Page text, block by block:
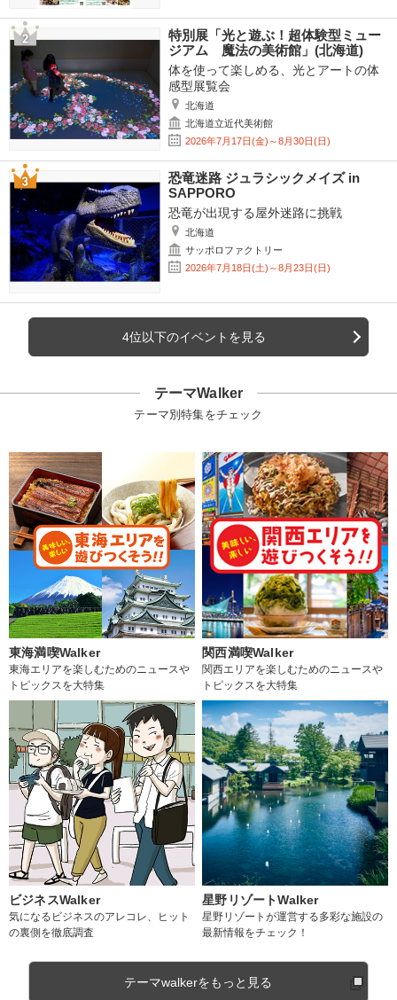
特別展「光と遊ぶ！超体験型ミュー
ジアム 魔法の美術館」(北海道)
体を使って楽しめる、光とアートの体
感型展覧会
北海道
北海道立近代美術館
2026年7月17日(金)～8月30日(日)
恐竜迷路 ジュラシックメイズ in
SAPPORO
恐竜が出現する屋外迷路に挑戦
北海道
サッポロファクトリー
2026年7月18日(土)～8月23日(日)
4位以下のイベントを見る
テーマWalker
テーマ別特集をチェック
東海満喫Walker
東海エリアを楽しむためのニュースや
トピックスを大特集
関西満喫Walker
関西エリアを楽しむためのニュースや
トピックスを大特集
ビジネスWalker
気になるビジネスのアレコレ、ヒット
の裏側を徹底調査
星野リゾートWalker
星野リゾートが運営する多彩な施設の
最新情報をチェック！
テーマwalkerをもっと見る